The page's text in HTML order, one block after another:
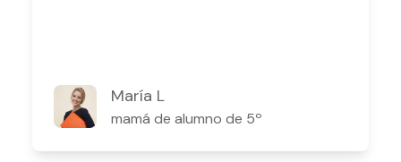
María L
mamá de alumno de 5º